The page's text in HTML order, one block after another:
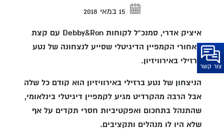
צור קשר
15 במאי 2018
איציק אדרי, סמנכ"ל לקוחות Debby&Ron עם קצת
מאחורי הקמפיין הדיגיטלי שסייע לנצחונה של נטע
ברזילי באירוויזיון.
הניצחון של נטע ברזילי באירוויזיון הוא קודם כל שלה
אבל הרבה מהקרדיט מגיע לקמפיין דיגיטלי בינלאומי,
שהתנהל בתחכום ואפקטיביות חסרי תקדים על אף
שלא היו לו מנהלים ותקציבים.